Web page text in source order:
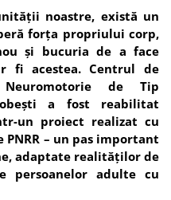
noastre, există un
forța propriului corp,
și bucuria de a face
fi acestea. Centrul de
de Tip
a fost reabilitat
un proiect realizat cu
– un pas important
adaptate realităților de
persoanelor adulte cu